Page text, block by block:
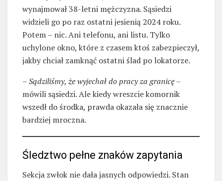
wynajmował 38-letni mężczyzna. Sąsiedzi
widzieli go po raz ostatni jesienią 2024 roku.
Potem – nic. Ani telefonu, ani listu. Tylko
uchylone okno, które z czasem ktoś zabezpieczył,
jakby chciał zamknąć ostatni ślad po lokatorze.
–Sądziliśmy, że wyjechał do pracy za granicę–
mówili sąsiedzi. Ale kiedy wreszcie komornik
wszedł do środka, prawda okazała się znacznie
bardziej mroczna.
Śledztwo pełne znaków zapytania
Sekcja zwłok nie dała jasnych odpowiedzi. Stan